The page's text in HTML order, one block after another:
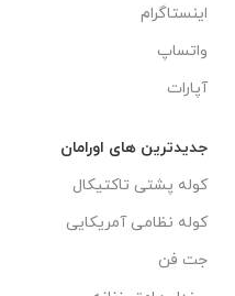
اینستاگرام
واتساپ
آپارات
جدیدترین های اورامان
کوله پشتی تاکتیکال
کوله نظامی آمریکایی
جت فن